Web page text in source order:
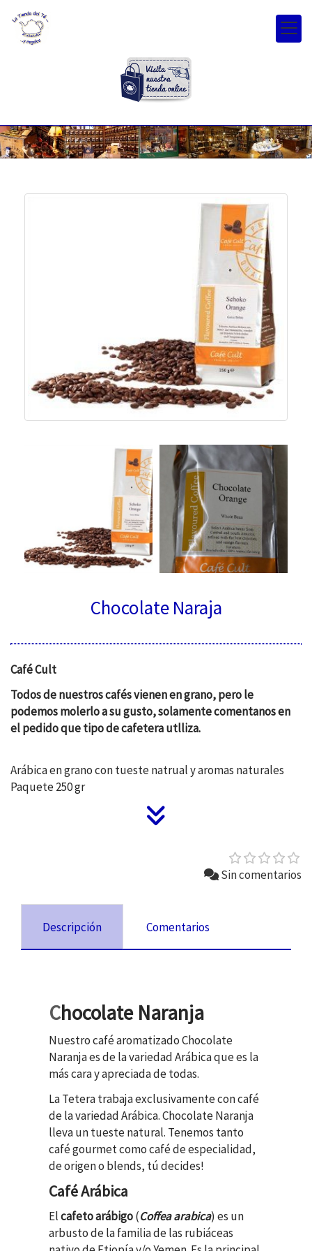
Chocolate Naraja
Café Cult
Todos de nuestros cafés vienen en grano, pero le
podemos molerlo a su gusto, solamente comentanos en
el pedido que tipo de cafetera utlliza.
Arábica en grano con tueste natrual y aromas naturales
Paquete 250 gr
Sin comentarios
Descripción Comentarios
Chocolate Naranja
Nuestro café aromatizado Chocolate
Naranja es de la variedad Arábica que es la
más cara y apreciada de todas.
La Teteratrabaja exclusivamente con café
de la variedad Arábica. Chocolate Naranja
lleva un tueste natural. Tenemos tanto
café gourmet como café de especialidad,
de origen o blends, tú decides!
Café Arábica
Elcafeto arábigo(Coffea arabica) es un
arbusto de la familia de las rubiáceas